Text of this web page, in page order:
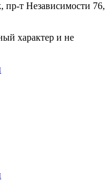
т Независимости 76,
характер и не